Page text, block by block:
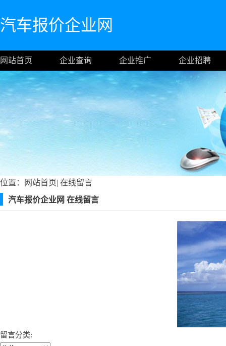
汽车报价企业网
网站首页 企业查询 企业推广 企业招聘
位置： 网站首页| 在线留言
汽车报价企业网 在线留言
留言分类: